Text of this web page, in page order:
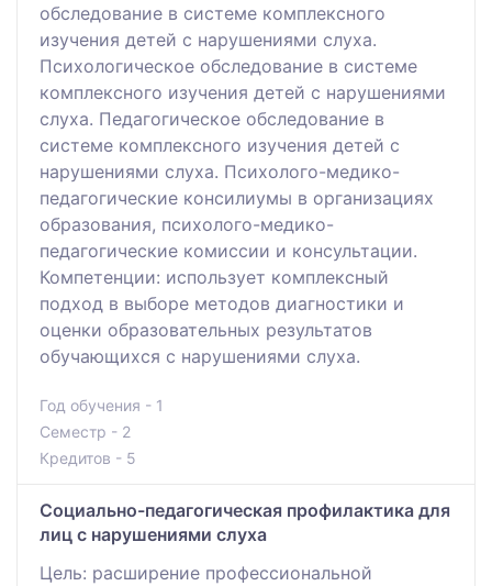
обследование в системе комплексного
изучения детей с нарушениями слуха.
Психологическое обследование в системе
комплексного изучения детей с нарушениями
слуха. Педагогическое обследование в
системе комплексного изучения детей с
нарушениями слуха. Психолого-медико-
педагогические консилиумы в организациях
образования, психолого-медико-
педагогические комиссии и консультации.
Компетенции: использует комплексный
подход в выборе методов диагностики и
оценки образовательных результатов
обучающихся с нарушениями слуха.
Год обучения - 1
Семестр - 2
Кредитов - 5
Социально-педагогическая профилактика для
лиц с нарушениями слуха
Цель: расширение профессиональной